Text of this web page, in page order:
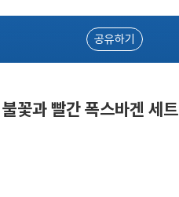
공유하기
꽃과 빨간 폭스바겐 세트